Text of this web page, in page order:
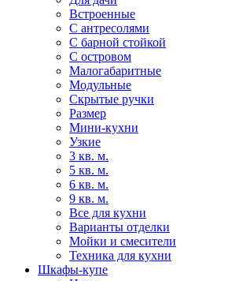
Встроенные
С антресолями
С барной стойкой
С островом
Малогабаритные
Модульные
Скрытые ручки
Размер
Мини-кухни
Узкие
3 кв. м.
5 кв. м.
6 кв. м.
9 кв. м.
Все для кухни
Варианты отделки
Мойки и смесители
Техника для кухни
Шкафы-купе